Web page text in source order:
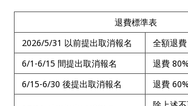
退費標準表
2026/5/31 以前提出取消報名
全額退費
6/1-6/15 間提出取消報名
退費 80%
6/15-6/30 後提出取消報名
退費 60%